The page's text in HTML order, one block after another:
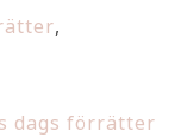
,
dags förrätter